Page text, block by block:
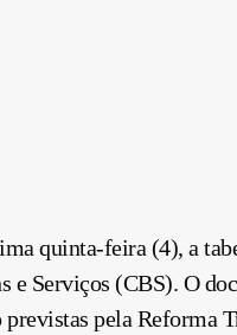
quinta-feira (4), a
e Serviços (CBS). O
pela Reforma